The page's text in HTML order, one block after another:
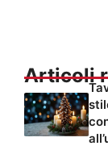
Articoli